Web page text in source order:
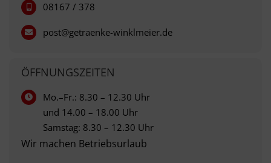
08167 / 378
post@getraenke-winklmeier.de
ÖFFNUNGSZEITEN
Mo.–Fr.: 8.30 – 12.30 Uhr
und 14.00 – 18.00 Uhr
Samstag: 8.30 – 12.30 Uhr
Wir machen Betriebsurlaub